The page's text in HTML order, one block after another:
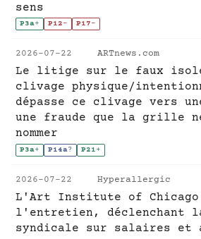
sens
P3a+ P12- P17-
2026-07-22 ARTnews.com
Le litige sur le faux
clivage physique/
dépasse ce clivage vers
une fraude que la grille
nommer
P3a+ P14a? P21+
2026-07-22 Hyperallergic
L'Art Institute of
l'entretien, déclenchant
syndicale sur salaires et